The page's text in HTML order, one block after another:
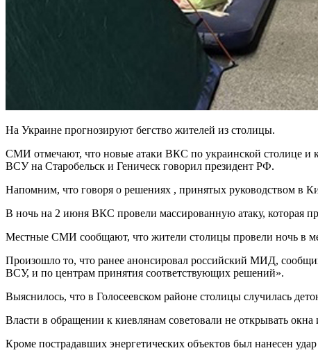
На Украине прогнозируют бегство жителей из столицы.
СМИ отмечают, что новые атаки ВКС по украинской столице и
ВСУ на Старобельск и Геническ говорил президент РФ.
Напомним, что говоря о решениях , принятых руководством в
В ночь на 2 июня ВКС провели массированную атаку, которая
Местные СМИ сообщают, что жители столицы провели ночь в
Произошло то, что ранее анонсировал российский МИД,
ВСУ, и по центрам принятия соответствующих решений».
Выяснилось, что в Голосеевском районе столицы случилась
Власти в обращении к киевлянам советовали не открывать
Кроме пострадавших энергетических объектов был нанесен